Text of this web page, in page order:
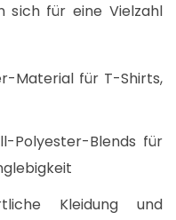
sich für eine Vielzahl
Material für T-Shirts,
Polyester-Blends für
Kleidung und